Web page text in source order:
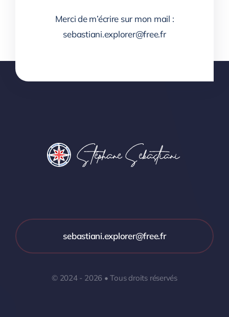
Merci de m’écrire sur mon mail :
sebastiani.explorer@free.fr
sebastiani.explorer@free.fr
© 2024 - 2026 • Tous droits réservés